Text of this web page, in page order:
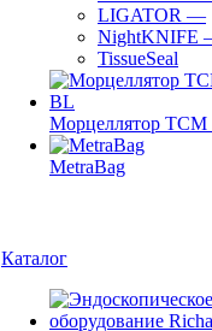
LIGATOR —
NightKNIFE
TissueSeal
Морцеллятор ТСМ
MetraBag
Каталог